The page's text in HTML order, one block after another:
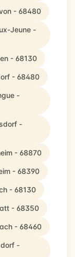
- 68480
Jeune -
- 68130
- 68480
-
-
- 68870
- 68390
- 68130
- 68350
- 68460
-